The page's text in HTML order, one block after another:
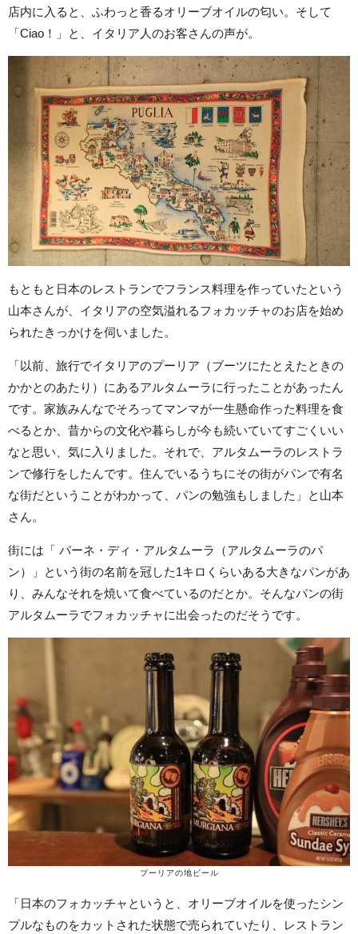
店内に入ると、ふわっと香るオリーブオイルの匂い。そして
「Ciao！」と、イタリア人のお客さんの声が。
もともと日本のレストランでフランス料理を作っていたという
山本さんが、イタリアの空気溢れるフォカッチャのお店を始め
られたきっかけを伺いました。
「以前、旅行でイタリアのプーリア（ブーツにたとえたときの
かかとのあたり）にあるアルタムーラに行ったことがあったん
です。家族みんなでそろってマンマが一生懸命作った料理を食
べるとか、昔からの文化や暮らしが今も続いていてすごくいい
なと思い、気に入りました。それで、アルタムーラのレストラ
ンで修行をしたんです。住んでいるうちにその街がパンで有名
な街だということがわかって、パンの勉強もしました」と山本
さん。
街には「 パーネ・ディ・アルタムーラ（アルタムーラのパ
ン）」という街の名前を冠した1キロくらいある大きなパンがあ
り、みんなそれを焼いて食べているのだとか。そんなパンの街
アルタムーラでフォカッチャに出会ったのだそうです。
プーリアの地ビール
「日本のフォカッチャというと、オリーブオイルを使ったシン
プルなものをカットされた状態で売られていたり、レストラン